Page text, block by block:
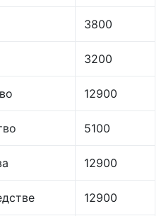
3800
3200
12900
5100
12900
12900